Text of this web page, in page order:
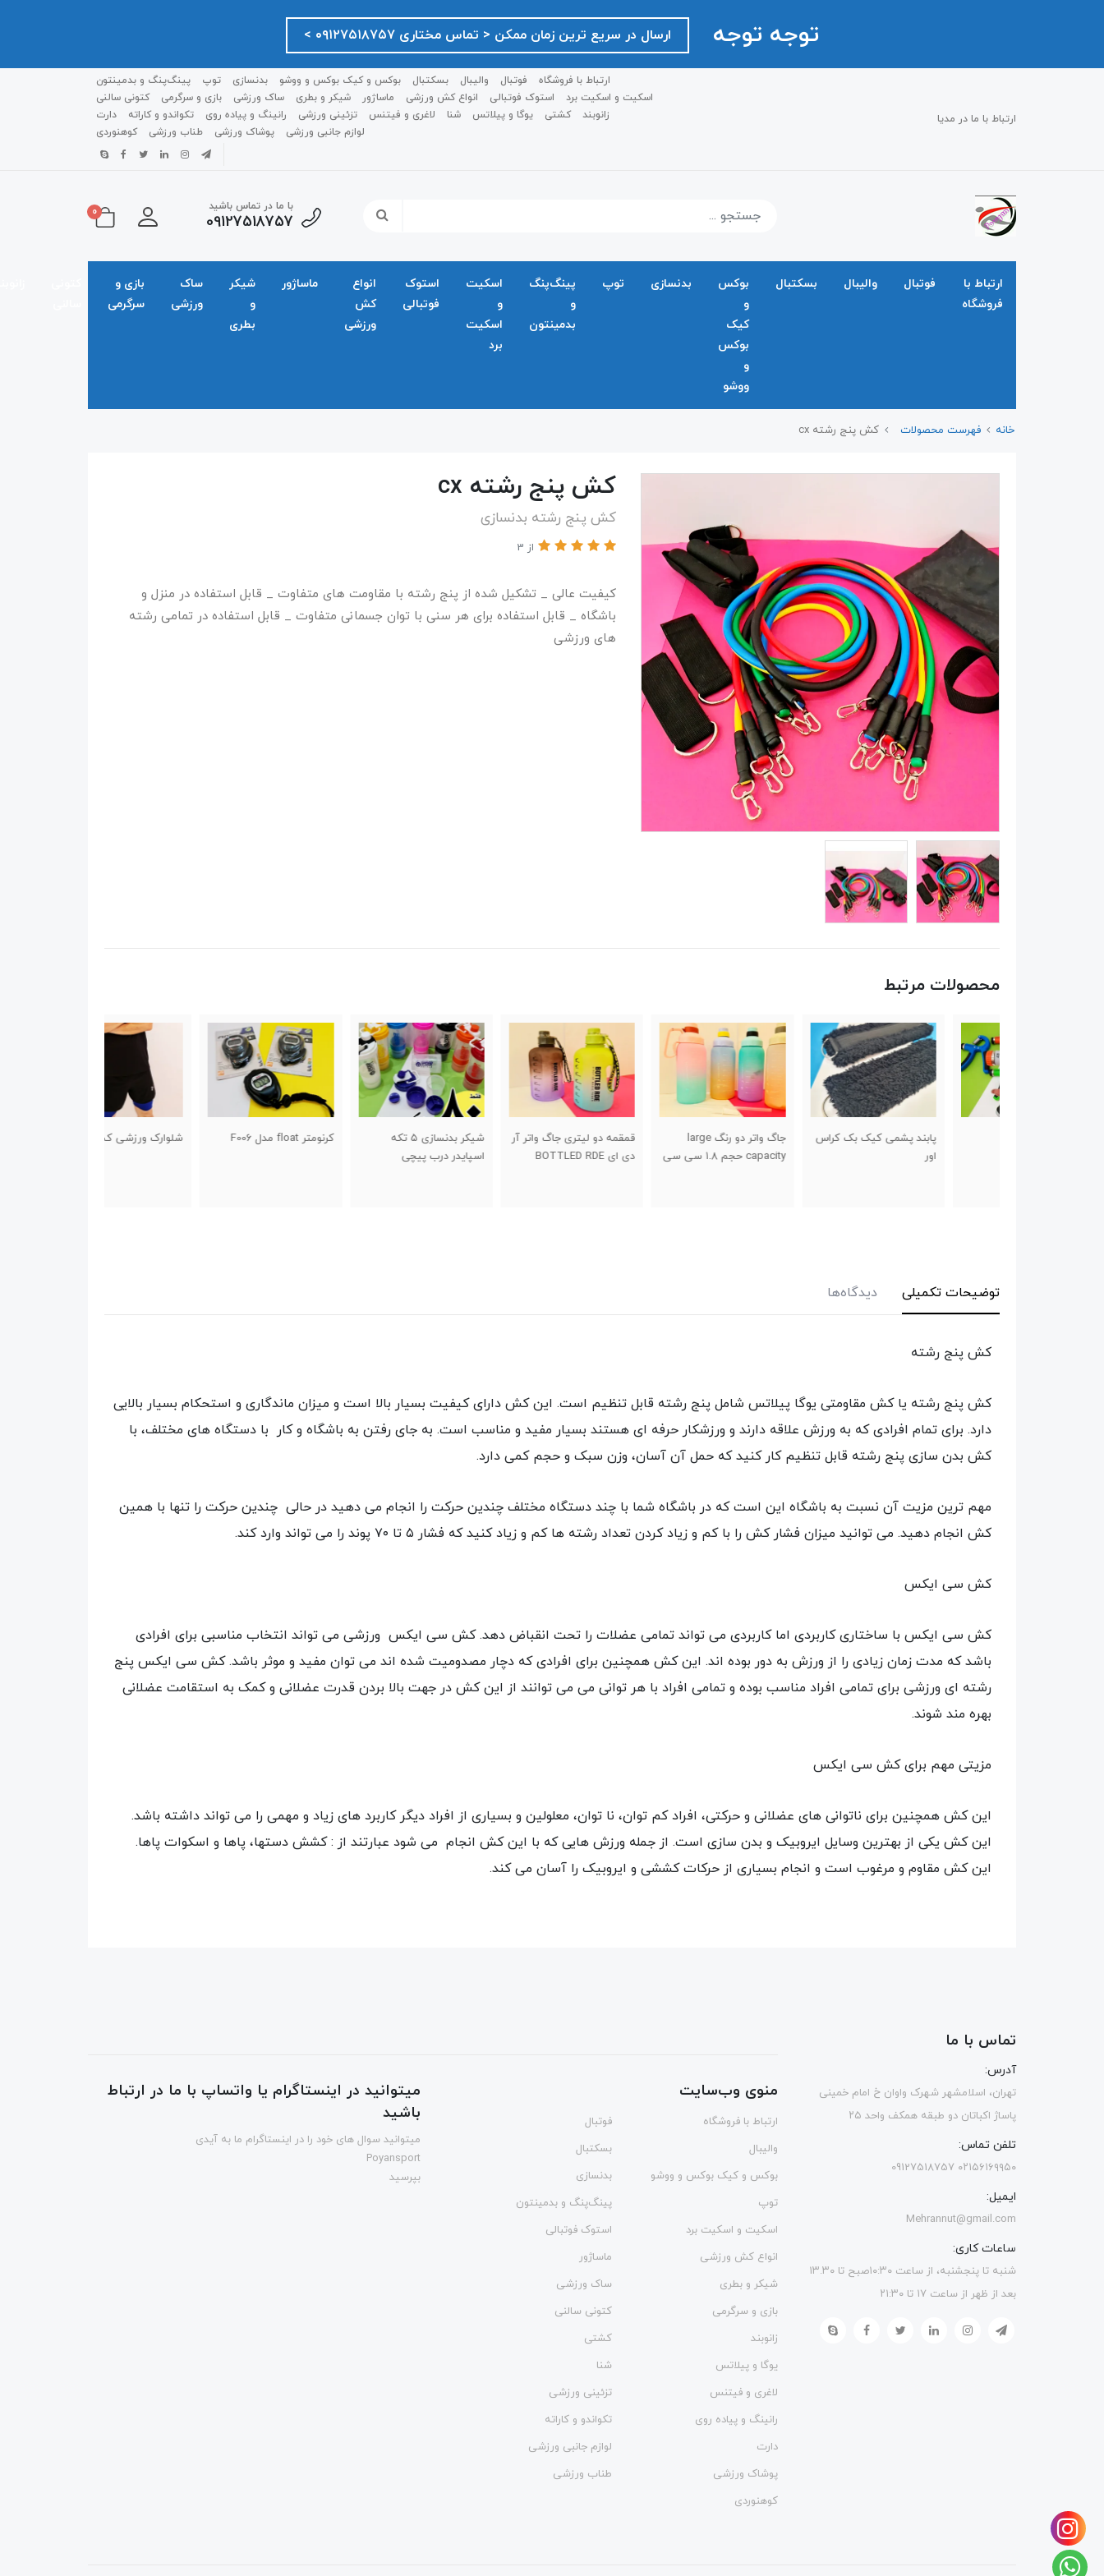
توجه توجه ارسال در سریع ترین زمان ممکن ‌< تماس مختاری ۰۹۱۲۷۵۱۸۷۵۷ >
ارتباط با ما در مدیا
ارتباط با فروشگاه فوتبال والیبال بسکتبال بوکس و کیک بوکس و ووشو بدنسازی توپ
پینگ‌پنگ و بدمينتون
اسکیت و اسکیت برد
استوک فوتبالی انواع کش ورزشی ماساژور شیکر و بطری ساک ورزشی بازی و سرگرمی
کتونی سالنی
زانوبند
کشتی یوگا و پیلاتس شنا لاغری و فیتنس تزئینی ورزشی رانینگ و پیاده روی تکواندو و کاراته
دارت
لوازم جانبی ورزشی
پوشاک ورزشی طناب ورزشی کوهنوردی
با ما در تماس باشید
09127518757
0
ارتباط با
فروشگاه
فوتبال والیبال بسکتبال
بوکس
و
کیک
بوکس
و
ووشو
بدنسازی توپ
پینگ‌پنگ
و
بدمينتون
اسکیت
و
اسکیت
برد
استوک
فوتبالی
انواع
کش
ورزشی
ماساژور
شیکر
و
بطری
ساک
ورزشی
بازی و
سرگرمی
خانه فهرست محصولات کش پنج رشته cx
کش پنج رشته cx
کش پنج رشته بدنسازی
از 3
کیفیت عالی _ تشکیل شده از پنج رشته با مقاومت های متفاوت _ قابل استفاده در منزل و
باشگاه _ قابل استفاده برای هر سنی با توان جسمانی متفاوت _ قابل استفاده در تمامی رشته
های ورزشی
محصولات مرتبط
پابند پشمی کیک بک کراس
جاگ واتر دو رنگ large
قمقمه دو لیتری جاگ واتر آر
دی ای BOTTLED RDE
شیکر بدنسازی ۵ تکه
اسپایدر درب پیچی
شلوارک ورزشی کشاله دار
توضیحات تکمیلی دیدگاه‌ها
کش پنج رشته
کش پنج رشته یا کش مقاومتی یوگا پیلاتس شامل پنج رشته قابل تنظیم است. این کش دارای کیفیت بسیار بالا است و میزان ماندگاری و استحکام بسیار بالایی
دارد. برای تمام افرادی که به ورزش علاقه دارند و ورزشکار حرفه ای هستند بسیار مفید و مناسب است. به جای رفتن به باشگاه و کار با دستگاه های مختلف، با
کش بدن سازی پنج رشته قابل تنظیم کار کنید که حمل آن آسان، وزن سبک و حجم کمی دارد.
مهم ترین مزیت آن نسبت به باشگاه این است که در باشگاه شما با چند دستگاه مختلف چندین حرکت را انجام می دهید در حالی چندین حرکت را تنها با همین
کش انجام دهید. می توانید میزان فشار کش را با کم و زیاد کردن تعداد رشته ها کم و زیاد کنید که فشار ۵ تا ۷۰ پوند را می تواند وارد کند.
کش سی ایکس
کش سی ایکس با ساختاری کاربردی اما کاربردی می تواند تمامی عضلات را تحت انقباض دهد. کش سی ایکس ورزشی می تواند انتخاب مناسبی برای افرادی
باشد که مدت زمان زیادی را از ورزش به دور بوده اند. این کش همچنین برای افرادی که دچار مصدومیت شده اند می توان مفید و موثر باشد. کش سی ایکس پنج
رشته ای ورزشی برای تمامی افراد مناسب بوده و تمامی افراد با هر توانی می می توانند از این کش در جهت بالا بردن قدرت عضلانی و کمک به استقامت عضلانی
بهره مند شوند.
مزیتی مهم برای کش سی ایکس
این کش همچنین برای ناتوانی های عضلانی و حرکتی، افراد کم توان، نا توان، معلولین و بسیاری از افراد دیگر کاربرد های زیاد و مهمی را می تواند داشته باشد.
این کش یکی از بهترین وسایل ایروبیک و بدن سازی است. از جمله ورزش هایی که با این کش انجام می شود عبارتند از : کشش دستها، پاها و اسکوات پاها.
این کش مقاوم و مرغوب است و انجام بسیاری از حرکات کششی و ایروبیک را آسان می کند.
تماس با ما
آدرس:
تهران، اسلامشهر شهرک واوان خ امام خمینی
پاساژ اکباتان دو طبقه همکف واحد ۲۵
تلفن تماس:
۰۲۱۵۶۱۶۹۹۵۰ 09127518757
ایمیل:
Mehrannut@gmail.com
ساعات کاری:
شنبه تا پنجشنبه، از ساعت ۱۰:۳۰صبح تا ۱۳.۳۰
بعد از ظهر از ساعت ۱۷ تا ۲۱:۳۰
منوی وب‌سایت
ارتباط با فروشگاه
فوتبال
والیبال
بسکتبال
بوکس و کیک بوکس و ووشو
بدنسازی
توپ
پینگ‌پنگ و بدمينتون
اسکیت و اسکیت برد
استوک فوتبالی
انواع کش ورزشی
ماساژور
شیکر و بطری
ساک ورزشی
بازی و سرگرمی
کتونی سالنی
زانوبند
کشتی
یوگا و پیلاتس
شنا
لاغری و فیتنس
تزئینی ورزشی
رانینگ و پیاده روی
تکواندو و کاراته
دارت
لوازم جانبی ورزشی
پوشاک ورزشی
طناب ورزشی
کوهنوردی
میتوانید در اینستاگرام یا واتساپ با ما در ارتباط
باشید
میتوانید سوال های خود را در اینستاگرام ما به آیدی
Poyansport
بپرسید